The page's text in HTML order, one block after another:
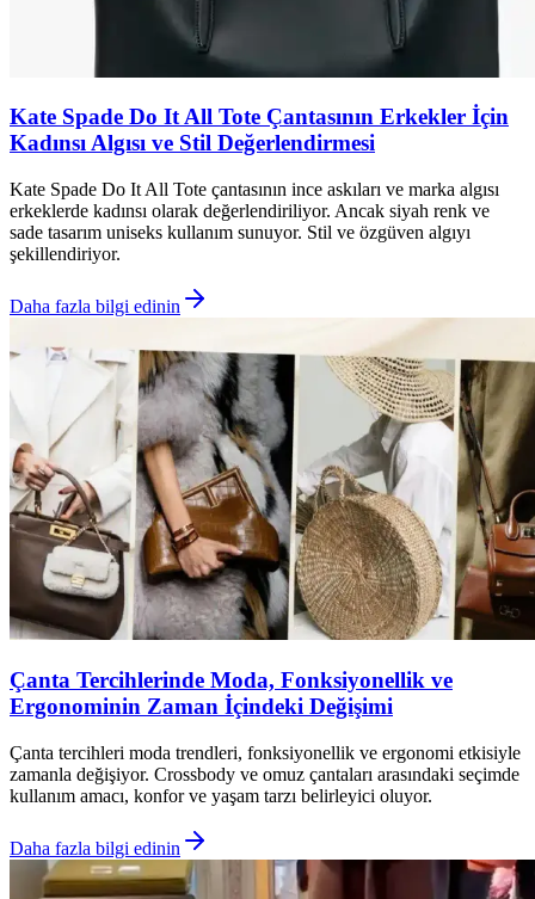
Kate Spade Do It All Tote Çantasının Erkekler İçin
Kadınsı Algısı ve Stil Değerlendirmesi
Kate Spade Do It All Tote çantasının ince askıları ve marka algısı
erkeklerde kadınsı olarak değerlendiriliyor. Ancak siyah renk ve
sade tasarım uniseks kullanım sunuyor. Stil ve özgüven algıyı
şekillendiriyor.
Daha fazla bilgi edinin
Çanta Tercihlerinde Moda, Fonksiyonellik ve
Ergonominin Zaman İçindeki Değişimi
Çanta tercihleri moda trendleri, fonksiyonellik ve ergonomi etkisiyle
zamanla değişiyor. Crossbody ve omuz çantaları arasındaki seçimde
kullanım amacı, konfor ve yaşam tarzı belirleyici oluyor.
Daha fazla bilgi edinin